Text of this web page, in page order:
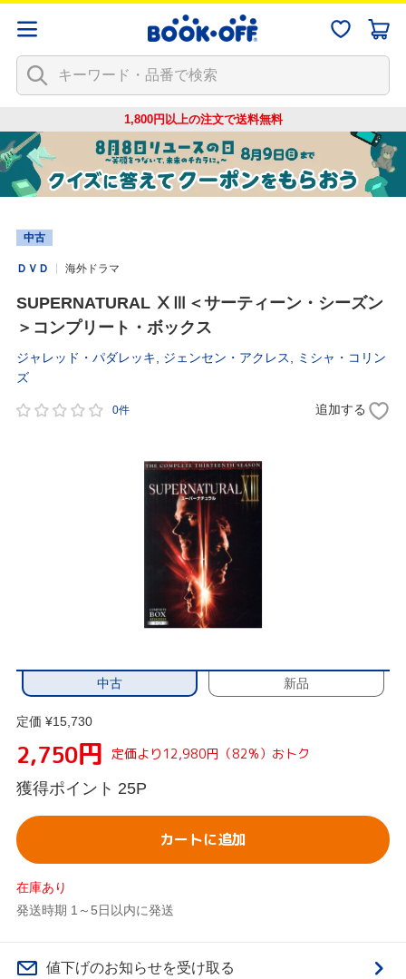
1,800円以上の注文で送料無料
中古
ＤＶＤ 海外ドラマ
SUPERNATURAL ⅩⅢ＜サーティーン・シーズン
＞コンプリート・ボックス
ジャレッド・パダレッキ ジェンセン・アクレス
ミシャ・コリン
ズ
0件 追加する
中古 新品
定価 ¥15,730
2,750円 定価より12,980円（82%）おトク
獲得ポイント 25P
カートに追加
在庫あり
発送時期 1～5日以内に発送
値下げのお知らせを受け取る